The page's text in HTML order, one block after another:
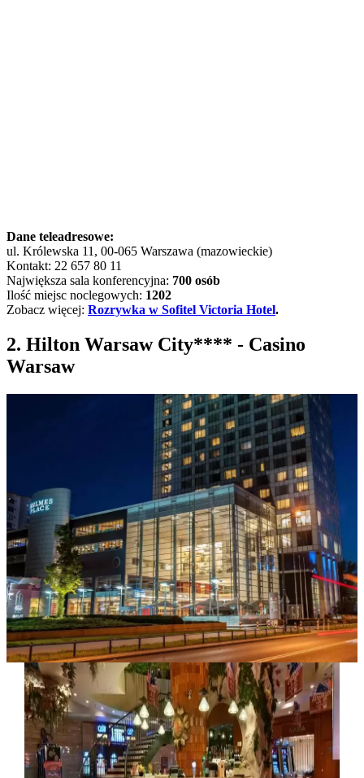
Dane teleadresowe:
ul. Królewska 11, 00-065 Warszawa (mazowieckie)
Kontakt: 22 657 80 11
Największa sala konferencyjna: 700 osób
Ilość miejsc noclegowych: 1202
Zobacz więcej: Rozrywka w Sofitel Victoria Hotel.
2. Hilton Warsaw City**** - Casino
Warsaw